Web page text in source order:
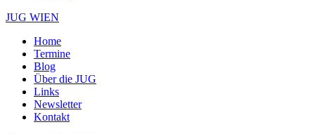
JUG WIEN
Home
Termine
Blog
Über die JUG
Links
Newsletter
Kontakt